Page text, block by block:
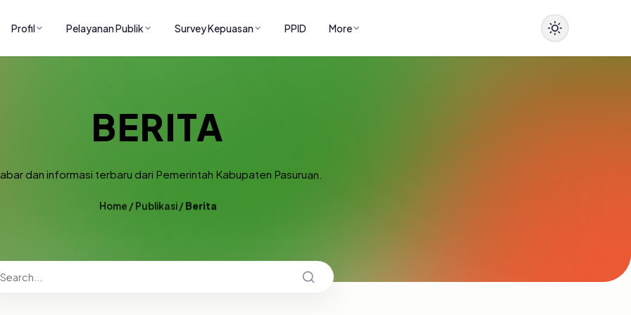
Profil Pelayanan Publik Survey Kepuasan PPID More
BERITA
dan informasi terbaru dari Pemerintah Kabupaten Pasuruan.
Home / Publikasi/ Berita